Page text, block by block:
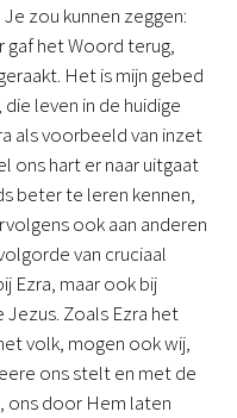
zou kunnen zeggen:
gaf het Woord terug,
Het is mijn gebed
leven in de huidige
als voorbeeld van inzet
ons hart er naar uitgaat
beter te leren kennen,
ook aan anderen
van cruciaal
Ezra, maar ook bij
Jezus. Zoals Ezra het
volk, mogen ook wij,
ons stelt en met de
ons door Hem laten